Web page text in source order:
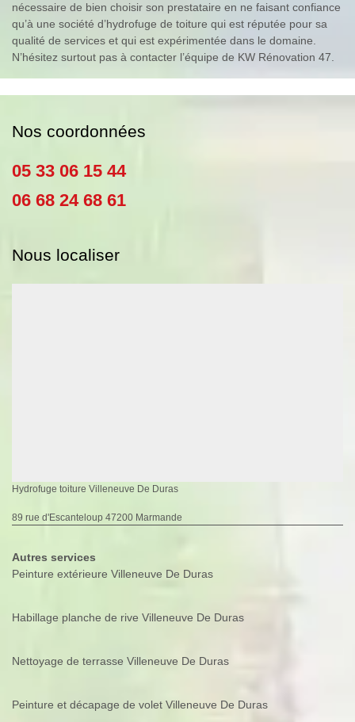
nécessaire de bien choisir son prestataire en ne faisant confiance
qu’à une société d’hydrofuge de toiture qui est réputée pour sa
qualité de services et qui est expérimentée dans le domaine.
N’hésitez surtout pas à contacter l’équipe de KW Rénovation 47.
Nos coordonnées
05 33 06 15 44
06 68 24 68 61
Nous localiser
Hydrofuge toiture Villeneuve De Duras
89 rue d'Escanteloup 47200 Marmande
Autres services
Peinture extérieure Villeneuve De Duras
Habillage planche de rive Villeneuve De Duras
Nettoyage de terrasse Villeneuve De Duras
Peinture et décapage de volet Villeneuve De Duras